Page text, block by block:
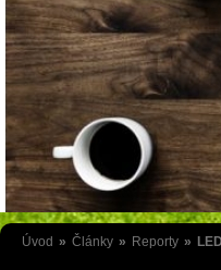
Úvod » Články » Reporty »